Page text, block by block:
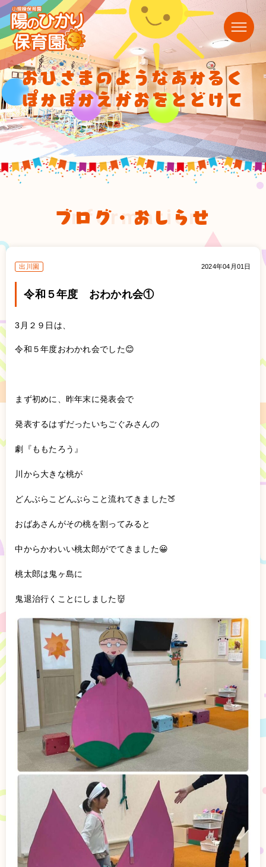
おひさまのようなあかるく
ぽかぽかえがおをとどけて
ブログ・おしらせ
information
出川園 2024年04月01日
令和５年度 おわかれ会①
3月２９日は、
令和５年度おわかれ会でした😊
まず初めに、昨年末に発表会で
発表するはずだったいちごぐみさんの
劇『ももたろう』
川から大きな桃が
どんぶらこどんぶらこと流れてきました🍑
おばあさんがその桃を割ってみると
中からかわいい桃太郎がでてきました😀
桃太郎は鬼ヶ島に
鬼退治行くことにしました👹